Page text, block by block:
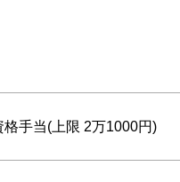
手当(上限 2万1000円)